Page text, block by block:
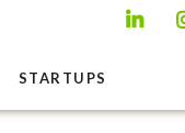
STARTUPS